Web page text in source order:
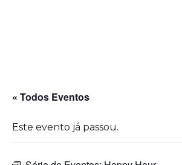
« Todos Eventos
Este evento já passou.